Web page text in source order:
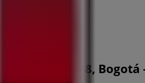
3203509848, Bogotá